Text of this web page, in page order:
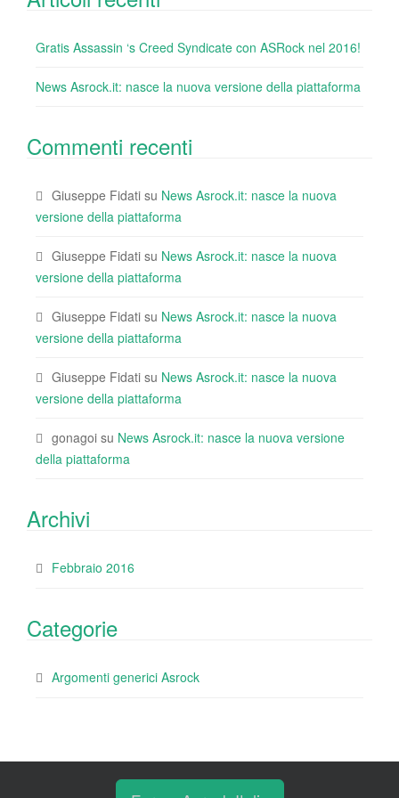
Gratis Assassin ‘s Creed Syndicate con ASRock nel 2016!
News Asrock.it: nasce la nuova versione della piattaforma
Commenti recenti
Giuseppe Fidati su News Asrock.it: nasce la nuova
versione della piattaforma
Giuseppe Fidati su News Asrock.it: nasce la nuova
versione della piattaforma
Giuseppe Fidati su News Asrock.it: nasce la nuova
versione della piattaforma
Giuseppe Fidati su News Asrock.it: nasce la nuova
versione della piattaforma
gonagoi su News Asrock.it: nasce la nuova versione
della piattaforma
Archivi
Febbraio 2016
Categorie
Argomenti generici Asrock